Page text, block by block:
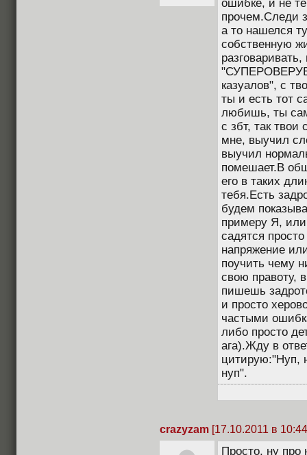
ошибке, и не
прочем.Следи
а то нашелся
собственную
казуалов", с
ты и есть тот
любишь, ты
с збт, так
мне, выучил
выучил
помешает.В
его в таких
тебя.Есть
будем
примеру Я,
садятся
напряжение
поучить чему
свою правоту,
пишешь
и просто
частыми
либо просто
ага).Жду в
цитирую:"Нуп,
нуп".
crazyzam [17.10.2011 в
Просто, ну